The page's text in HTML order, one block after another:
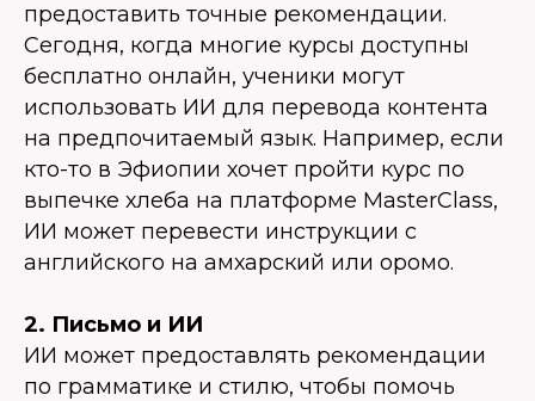
предоставить точные рекомендации.
Сегодня, когда многие курсы доступны
бесплатно онлайн, ученики могут
использовать ИИ для перевода контента
на предпочитаемый язык. Например, если
кто-то в Эфиопии хочет пройти курс по
выпечке хлеба на платформе MasterClass,
ИИ может перевести инструкции с
английского на амхарский или оромо.
2. Письмо и ИИ
ИИ может предоставлять рекомендации
по грамматике и стилю, чтобы помочь